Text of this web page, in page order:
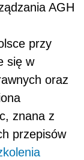
AGH
przy
się w
oraz
znana z
przepisów